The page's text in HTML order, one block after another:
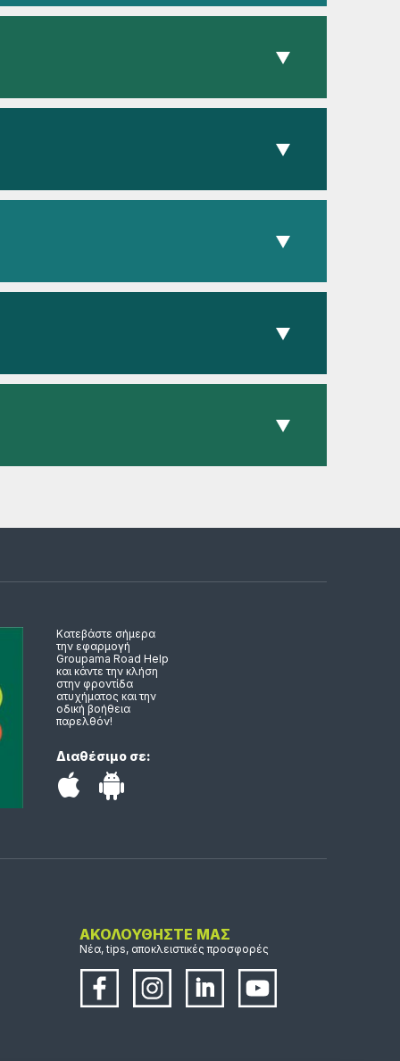
Κατεβάστε σήμερα
την εφαρμογή
Groupama Road Help
και κάντε την κλήση
στην φροντίδα
ατυχήματος και την
οδική βοήθεια
παρελθόν!
Διαθέσιμο σε:
ΑΚΟΛΟΥΘΗΣΤΕ ΜΑΣ
Νέα, tips, αποκλειστικές προσφορές